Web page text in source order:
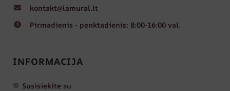
kontakt@lamural.lt
Pirmadienis - penktadienis: 8:00-16:00 val.
INFORMACIJA
Susisiekite su